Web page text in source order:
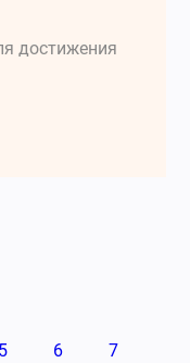
достижения
5 6 7